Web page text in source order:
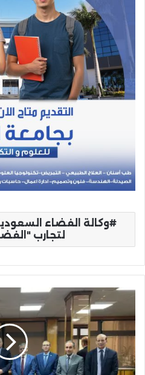
وكالة الفضاء
لتجارب
لجنة
قطاع
الآداب
تتفقد
المعهد
الأفروآسيوي
للدراسات